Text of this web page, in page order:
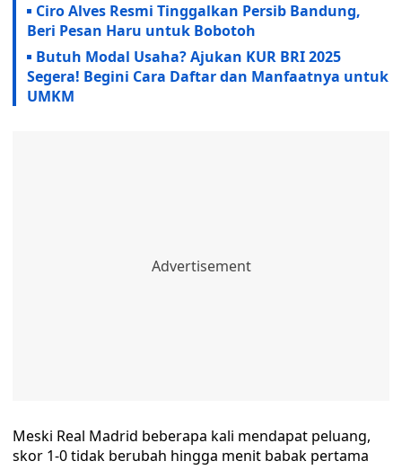
Ciro Alves Resmi Tinggalkan Persib Bandung,
Beri Pesan Haru untuk Bobotoh
Butuh Modal Usaha? Ajukan KUR BRI 2025
Segera! Begini Cara Daftar dan Manfaatnya untuk
UMKM
Meski Real Madrid beberapa kali mendapat peluang,
skor 1-0 tidak berubah hingga menit babak pertama